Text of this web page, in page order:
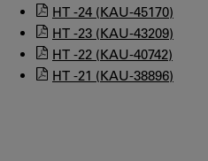
HT -24 (KAU-45170)
HT -23 (KAU-43209)
HT -22 (KAU-40742)
HT -21 (KAU-38896)